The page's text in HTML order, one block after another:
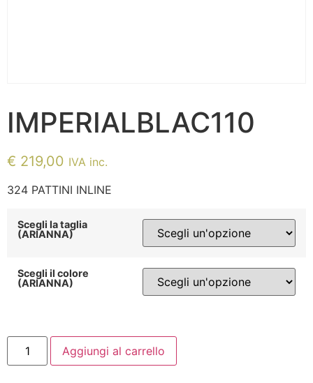
IMPERIALBLAC110
€ 219,00 IVA inc.
324 PATTINI INLINE
Scegli la taglia
(ARIANNA)
Scegli il colore
(ARIANNA)
IMPERIALBLAC110
quantità
Aggiungi al carrello